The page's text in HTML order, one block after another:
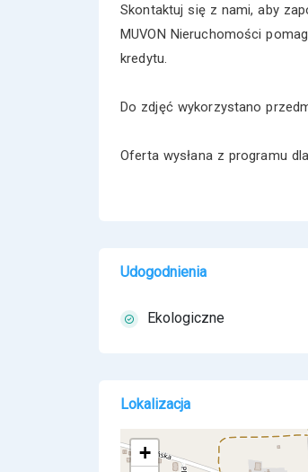
Skontaktuj się z nami, aby
MUVON Nieruchomości
kredytu.
Do zdjęć wykorzystano
Oferta wysłana z programu
Udogodnienia
Ekologiczne
Lokalizacja
+